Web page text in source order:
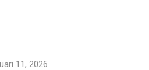
11, 2026